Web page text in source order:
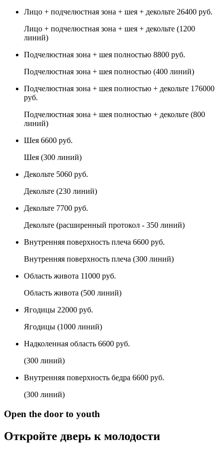
Лицо + подчелюстная зона + шея + декольте 26400 руб.
Лицо + подчелюстная зона + шея + декольте (1200
линий)
Подчелюстная зона + шея полностью 8800 руб.
Подчелюстная зона + шея полностью (400 линий)
Подчелюстная зона + шея полностью + декольте 176000
руб.
Подчелюстная зона + шея полностью + декольте (800
линий)
Шея 6600 руб.
Шея (300 линий)
Декольте 5060 руб.
Декольте (230 линий)
Декольте 7700 руб.
Декольте (расширенный протокол - 350 линий)
Внутренняя поверхность плеча 6600 руб.
Внутренняя поверхность плеча (300 линий)
Область живота 11000 руб.
Область живота (500 линий)
Ягодицы 22000 руб.
Ягодицы (1000 линий)
Надколенная область 6600 руб.
(300 линий)
Внутренняя поверхность бедра 6600 руб.
(300 линий)
Open the door to youth
Откройте дверь к молодости